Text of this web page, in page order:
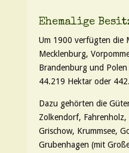
Ehemalige
Um 1900 verfügten die
Mecklenburg,
Brandenburg und
44.219 Hektar oder
Dazu gehörten die
Zolkendorf,
Grischow, Krummsee,
Grubenhagen (mit